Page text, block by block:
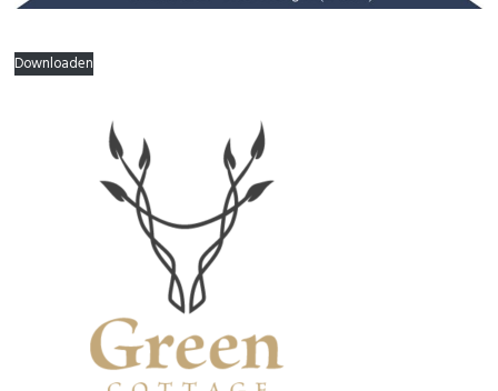
Downloaden
Primaire
Sidebar